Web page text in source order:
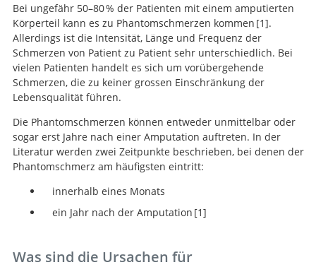
Bei ungefähr 50–80 % der Patienten mit einem amputierten
Körperteil kann es zu Phantomschmerzen kommen 1
Phantom limb pain:
mechanisms and treatment approaches.
.
Allerdings ist die Intensität, Länge und Frequenz der
Schmerzen von Patient zu Patient sehr unterschiedlich. Bei
vielen Patienten handelt es sich um vorübergehende
Schmerzen, die zu keiner grossen Einschränkung der
Lebensqualität führen.
Die Phantomschmerzen können entweder unmittelbar oder
sogar erst Jahre nach einer Amputation auftreten. In der
Literatur werden zwei Zeitpunkte beschrieben, bei denen der
Phantomschmerz am häufigsten eintritt:
innerhalb eines Monats
ein Jahr nach der Amputation 1
mechanisms and treatment approaches.
Was sind die Ursachen für